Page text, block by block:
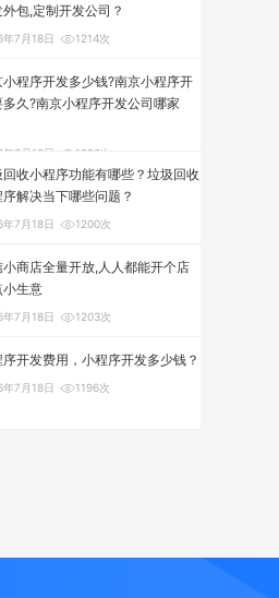
包,定制开发公司？
7月18日 1214次
小程序开发多少钱?南京小程序开
多久?南京小程序开发公司哪家
7月18日 1290次
回收小程序功能有哪些？垃圾回收
解决当下哪些问题？
7月18日 1200次
小商店全量开放,人人都能开个店
小生意
7月18日 1203次
序开发费用，小程序开发多少钱？
7月18日 1196次